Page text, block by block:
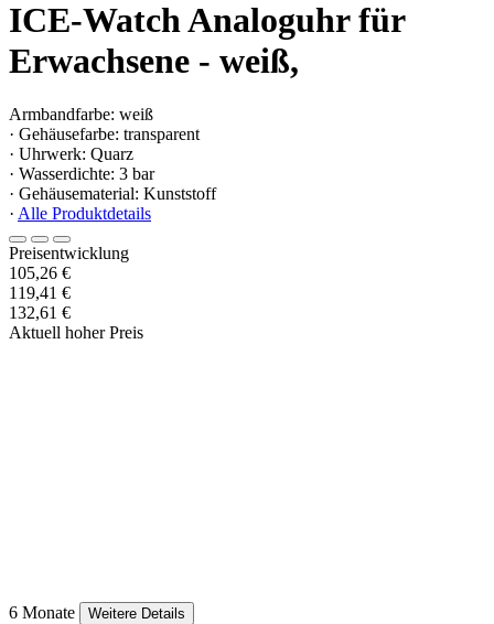
ICE-Watch Analoguhr für
Erwachsene - weiß,
Armbandfarbe: weiß
· Gehäusefarbe: transparent
· Uhrwerk: Quarz
· Wasserdichte: 3 bar
· Gehäusematerial: Kunststoff
· Alle Produktdetails
Preisentwicklung
105,26 €
119,41 €
132,61 €
Aktuell hoher Preis
6 Monate
Weitere Details